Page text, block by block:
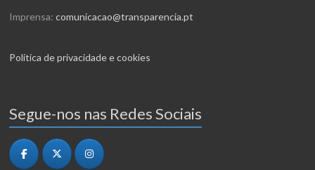
Imprensa:comunicacao@transparencia.pt
Política de privacidade e cookies
Segue-nos nas Redes Sociais